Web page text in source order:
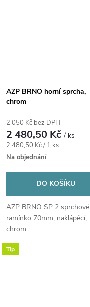
AZP BRNO horní sprcha,
chrom
2 050 Kč bez DPH
2 480,50 Kč/ ks
Měrná
cena:
2 480,50 Kč / 1 ks
Na objednání
DO KOŠÍKU
AZP BRNO SP 2 sprchové
ramínko 70mm, naklápěcí,
chrom
Tip